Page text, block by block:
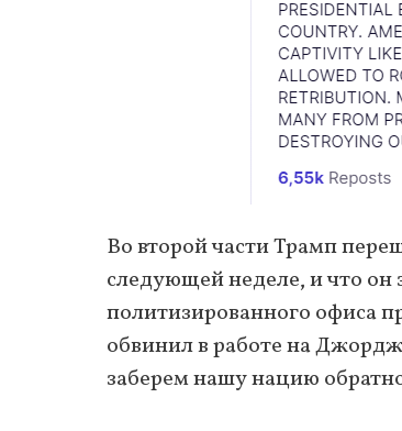
Во второй части Трамп
следующей неделе, и что он
политизированного офиса
обвинил в работе на
заберем нашу нацию